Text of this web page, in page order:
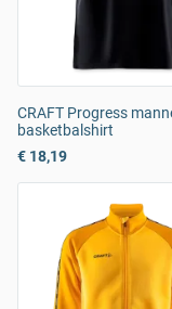
CRAFT Progress
basketbalshirt
€ 18,19